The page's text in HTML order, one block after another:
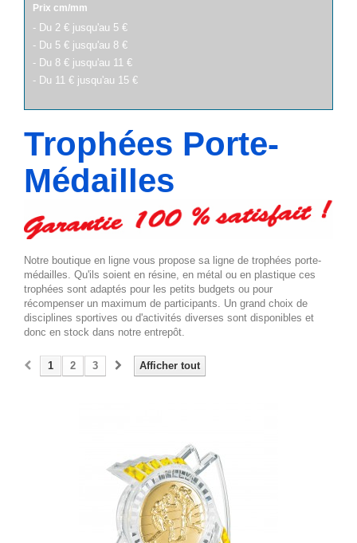
Prix cm/mm
- Du 2 € jusqu'au 5 €
- Du 5 € jusqu'au 8 €
- Du 8 € jusqu'au 11 €
- Du 11 € jusqu'au 15 €
Trophées Porte-
Médailles
Notre boutique en ligne vous propose sa ligne de trophées porte-
médailles. Qu'ils soient en résine, en métal ou en plastique ces
trophées sont adaptés pour les petits budgets ou pour
récompenser un maximum de participants. Un grand choix de
disciplines sportives ou d'activités diverses sont disponibles et
donc en stock dans notre entrepôt.
Afficher tout
1 2 3